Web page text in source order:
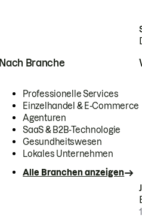
Nach Branche
Professionelle Services
Einzelhandel & E-Commerce
Agenturen
SaaS & B2B-Technologie
Gesundheitswesen
Lokales Unternehmen
Alle Branchen anzeigen